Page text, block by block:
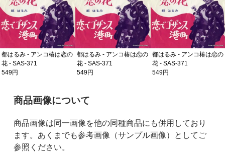
都はるみ - アンコ椿は恋の
花 - SAS-371
549円
都はるみ - アンコ椿は恋の
花 - SAS-371
549円
都はるみ - アンコ椿は恋の
花 - SAS-371
549円
ご購入前の注意事項
商品画像について
商品画像は同一画像を他の同種商品にも併用しており
ます。あくまでも参考画像（サンプル画像）としてご
参照ください。